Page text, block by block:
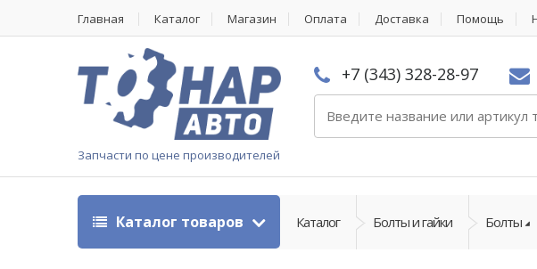
Главная Каталог Магазин Оплата Доставка Помощь
Запчасти по цене производителей
+7 (343) 328-28-97
Каталог товаров Каталог Болты и гайки Болты